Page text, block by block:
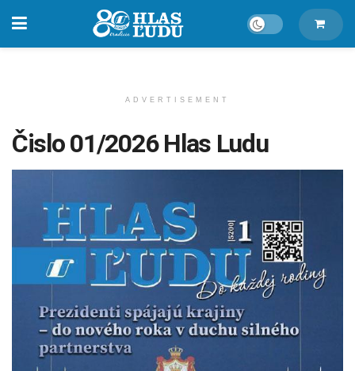
ADVERTISEMENT
Čislo 01/2026 Hlas Ludu